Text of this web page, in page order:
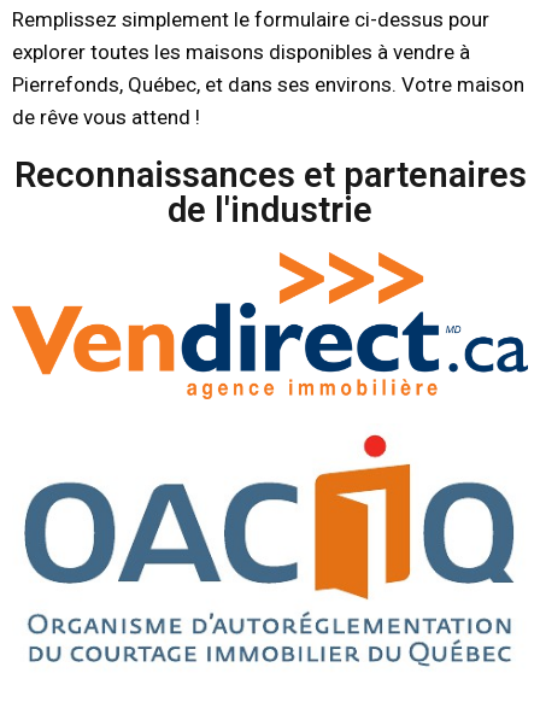
Remplissez simplement le formulaire ci-dessus pour
explorer toutes les maisons disponibles à vendre à
Pierrefonds, Québec, et dans ses environs. Votre maison
de rêve vous attend !
Reconnaissances et partenaires
de l'industrie​